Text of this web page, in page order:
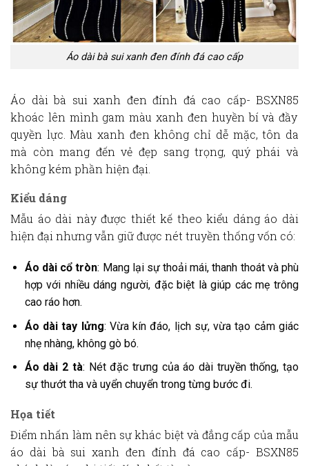
Áo dài bà sui xanh đen đính đá cao cấp
Áo dài bà sui xanh đen đính đá cao cấp- BSXN85
khoác lên mình gam màuxanh đen huyền bí và đầy
quyền lực. Màu xanh đen không chỉ dễ mặc, tôn da
mà còn mang đến vẻ đẹp sang trọng, quý phái và
không kém phần hiện đại.
Kiểu dáng
Mẫu áo dài này được thiết kế theokiểu dáng áo dài
hiện đạinhưng vẫn giữ được nét truyền thống vốn có:
Áo dài cổ tròn: Mang lại sự thoải mái, thanh thoát và phù
hợp với nhiều dáng người, đặc biệt là giúp các mẹ trông
cao ráo hơn.
Áo dài tay lửng: Vừa kín đáo, lịch sự, vừa tạo cảm giác
nhẹ nhàng, không gò bó.
Áo dài 2 tà: Nét đặc trưng của áo dài truyền thống, tạo
sự thướt tha và uyển chuyển trong từng bước đi.
Họa tiết
Điểm nhấn làm nên sự khác biệt và đẳng cấp của mẫu
áo dài bà sui xanh đen đính đá cao cấp- BSXN85